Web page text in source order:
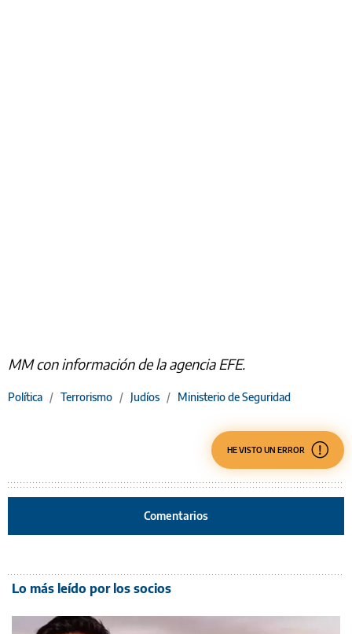
MM con información de la agencia EFE.
Política / Terrorismo / Judíos / Ministerio de Seguridad
HE VISTO UN ERROR
Comentarios
Lo más leído por los socios